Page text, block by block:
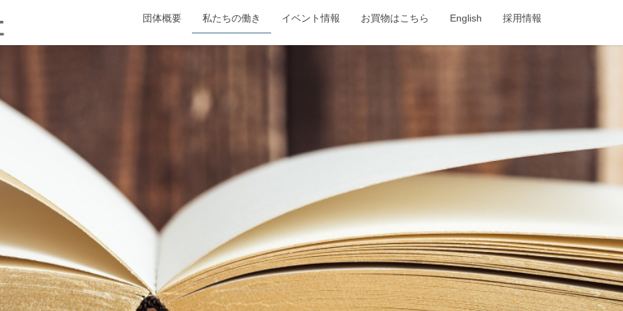
団体概要 私たちの働き イベント情報 お買物はこちら English 採用情報